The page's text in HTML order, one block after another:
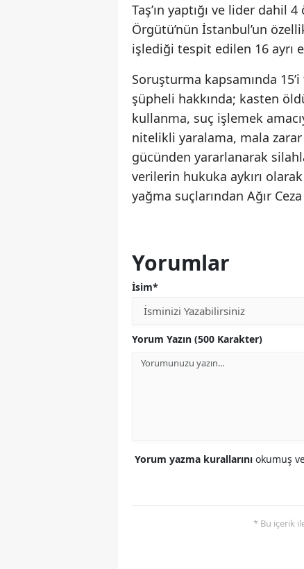
Taş’ın yaptığı ve lider
Örgütü’nün İstanbul’un
işlediği tespit edilen 16 ayrı
Soruşturma kapsamında
şüpheli hakkında; kasten
kullanma, suç işlemek
nitelikli yaralama, mala
gücünden yararlanarak
verilerin hukuka aykırı
yağma suçlarından Ağır
Yorumlar
İsim*
Yorum Yazın (500 Karakter)
Yorum yazma kurallarını okumuş
* Bu içerik